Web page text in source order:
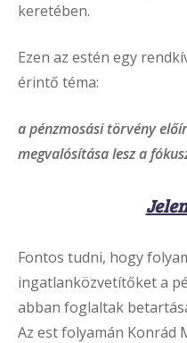
keretében.
Ezen az estén egy
érintő téma:
a pénzmosási törvény
megvalósítása lesz a
Fontos tudni, hogy
ingatlanközvetítőket a
abban foglaltak
Az est folyamán Konrád